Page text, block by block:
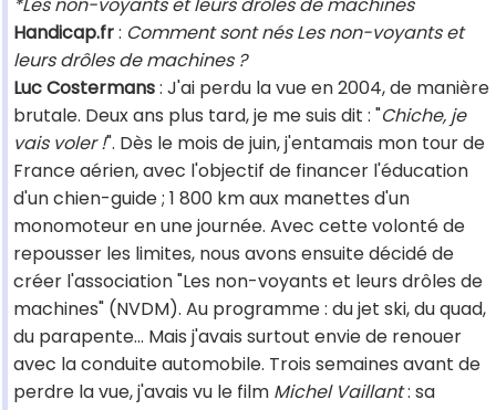
Handicap.fr: Comment sont nés Les non-voyants et
leurs drôles de machines ?
Luc Costermans: J'ai perdu la vue en 2004, de manière
brutale. Deux ans plus tard, je me suis dit : "Chiche, je
vais voler !". Dès le mois de juin, j'entamais mon tour de
France aérien, avec l'objectif de financer l'éducation
d'un chien-guide ; 1 800 km aux manettes d'un
monomoteur en une journée. Avec cette volonté de
repousser les limites, nous avons ensuite décidé de
créer l'association "Les non-voyants et leurs drôles de
machines" (NVDM). Au programme : du jet ski, du quad,
du parapente... Mais j'avais surtout envie de renouer
avec la conduite automobile. Trois semaines avant de
perdre la vue, j'avais vu le film Michel Vaillant: sa